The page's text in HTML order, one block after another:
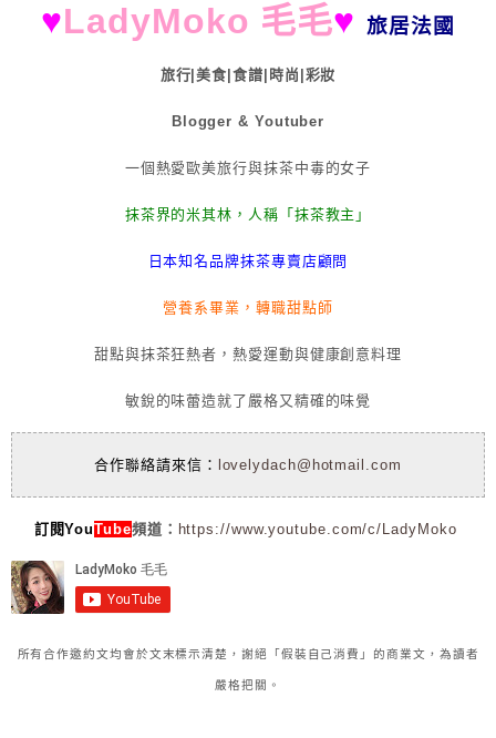
♥LadyMoko 毛毛♥ 旅居法國
旅行|美食|食譜|時尚|彩妝
Blogger & Youtuber
一個熱愛歐美旅行與抹茶中毒的女子
抹茶界的米其林，人稱「抹茶教主」
日本知名品牌抹茶專賣店顧問
營養系畢業，轉職甜點師
甜點與抹茶狂熱者，熱愛運動與健康創意料理
敏銳的味蕾造就了嚴格又精確的味覺
合作聯絡請來信： lovelydach@hotmail.com
訂閱YouTube頻道： https://www.youtube.com/c/LadyMoko
所有合作邀約文均會於文末標示清楚，謝絕「假裝自己消費」的商業文，為讀者
嚴格把關。